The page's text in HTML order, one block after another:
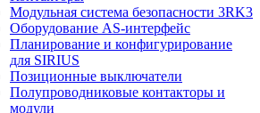
Модульная система безопасности 3RK3
Оборудование AS-интерфейс
Планирование и конфигурирование
для SIRIUS
Позиционные выключатели
Полупроводниковые контакторы и
модули